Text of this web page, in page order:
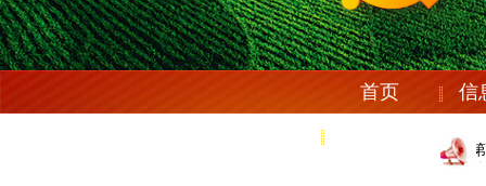
首页
信
庆安县纪委机关党委《关于市委第
庆安县纪委机关党委《关于市委第